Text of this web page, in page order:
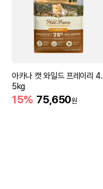
아카나 캣 와일드 프레이리 4.
5kg
15% 75,650원